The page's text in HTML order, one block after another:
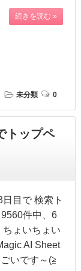
続きを読む »
未分類 0
トップペ
目で 検索ト
件中、6
ょいちょい
AI Sheet
いです～(≧